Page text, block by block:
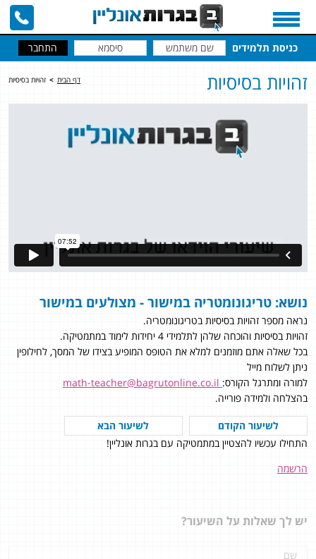
כניסת תלמידים
דף הבית > זהויות בסיסיות זהויות בסיסיות
נושא: טריגונומטריה במישור- מצולעים במישור
נראה מספר זהויות בסיסיות בטריגונומטריה.
זהויות בסיסיות והוכחה שלהן לתלמידי 4 יחידות לימוד במתמטיקה.
בכל שאלה אתם מוזמנים למלא את הטופס המופיע בצידו של המסך, לחילופין
ניתן לשלוח מייל
למורה ומתרגל הקורס:
בהצלחה ולמידה פורייה.
לשיעור הקודם
לשיעור הבא
התחילו עכשיו להצטיין במתמטיקה עם בגרות אונליין!
הרשמה
יש לך שאלות על השיעור?